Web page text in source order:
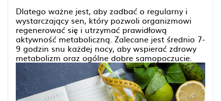
Dlatego ważne jest, aby zadbać o regularny i
wystarczający sen, który pozwoli organizmowi
regenerować się i utrzymać prawidłową
aktywność metaboliczną. Zalecane jest średnio 7-
9 godzin snu każdej nocy, aby wspierać zdrowy
metabolizm oraz ogólne dobre samopoczucie.